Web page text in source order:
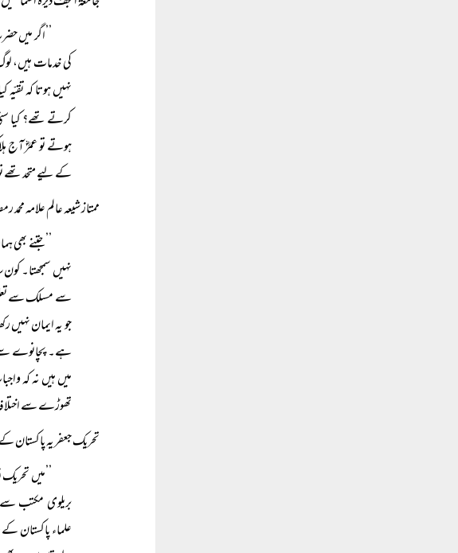
’’اگر میں
کی خدمات ہیں،
نہیں ہوتا کہ
کرتے تھے؟ کیا
ہوتے تو عمرؓ آج
کے لیے متحد تھے
ممتاز شیعہ عالم علامہ
’’جتنے
نہیں سمجھتا۔
سے مسلک سے تعلق
جو یہ ایمان
ہے۔ پچانوے سے
میں ہیں نہ کہ
تھوڑے سے
تحریک جعفریہ پاکستان
’’میں
بریلوی مکتب سے
علماء پاکستان